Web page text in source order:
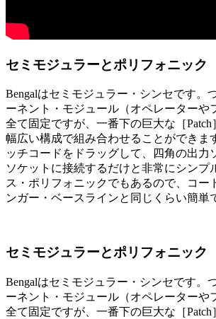
セミモジュラーとポリフォニック
Bengalはセミモジュラー・シンセです。
ーネント・モジュール（オペレーターや
全て固定ですが、一番下の巨大な［
幅広い構成で組み合わせることができま
ッチコードをドラッグして、四角の出力
ソケットに接続するだけと非常にシンプ
ス・ポリフォニックでもあるので、コー
ンガー・ベースラインと同じくらい簡単
セミモジュラーとポリフォニック
Bengalはセミモジュラー・シンセです。
ーネント・モジュール（オペレーターや
全て固定ですが、一番下の巨大な［Patch